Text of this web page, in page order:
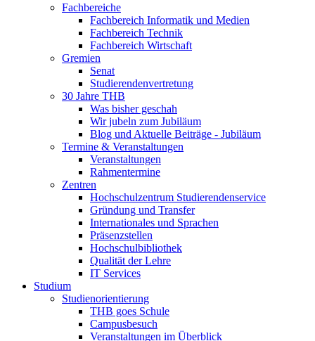
Fachbereiche
Fachbereich Informatik und Medien
Fachbereich Technik
Fachbereich Wirtschaft
Gremien
Senat
Studierendenvertretung
30 Jahre THB
Was bisher geschah
Wir jubeln zum Jubiläum
Blog und Aktuelle Beiträge - Jubiläum
Termine & Veranstaltungen
Veranstaltungen
Rahmentermine
Zentren
Hochschulzentrum Studierendenservice
Gründung und Transfer
Internationales und Sprachen
Präsenzstellen
Hochschulbibliothek
Qualität der Lehre
IT Services
Studium
Studienorientierung
THB goes Schule
Campusbesuch
Veranstaltungen im Überblick